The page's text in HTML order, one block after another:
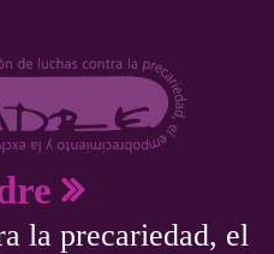
la precariedad, el